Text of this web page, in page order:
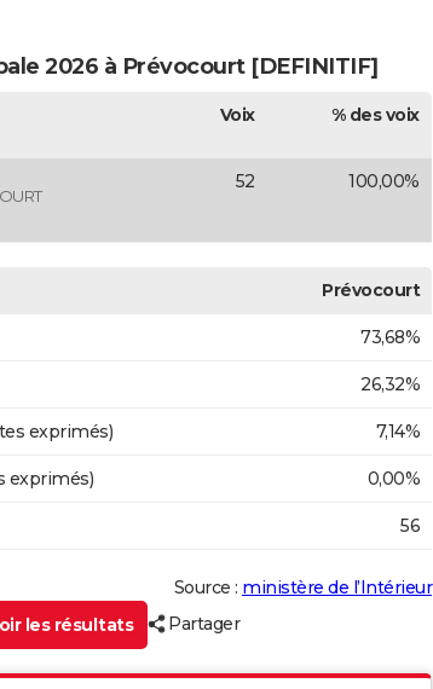
2026 à Prévocourt [DEFINITIF]
Voix % des voix
52 100,00%
Prévocourt
73,68%
26,32%
exprimés) 7,14%
exprimés) 0,00%
56
Source : ministère de l’Intérieur
les résultats
Partager